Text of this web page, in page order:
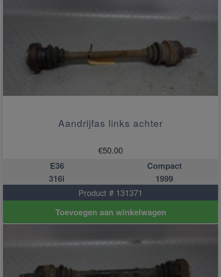
Aandrijfas links achter
€50.00
E36
Compact
316i
1999
Product # 131371
Toevoegen aan winkelwagen